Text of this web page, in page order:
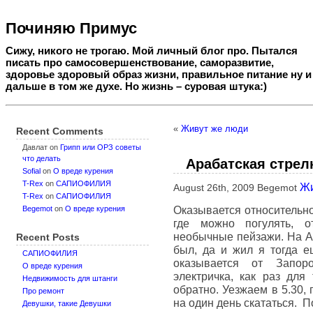
Починяю Примус
Сижу, никого не трогаю. Мой личный блог про. Пытался
писать про самосовершенствование, саморазвитие,
здоровье здоровый образ жизни, правильное питание ну и
дальше в том же духе. Но жизнь – суровая штука:)
Recent Comments
Давлат on Грипп или ОРЗ советы
что делать
Sofial on О вреде курения
T-Rex on САПИОФИЛИЯ
T-Rex on САПИОФИЛИЯ
Begemot on О вреде курения
Recent Posts
САПИОФИЛИЯ
О вреде курения
Недвижимость для штанги
Про ремонт
Девушки, такие Девушки
« Живут же люди
Арабатская
August 26th, 2009 Begemot
Оказывается
где можно погулять,
необычные пейзажи. На
был, да и жил я тогда
оказывается от
электричка, как раз
обратно. Уезжаем в 5.30,
на один день скататься.